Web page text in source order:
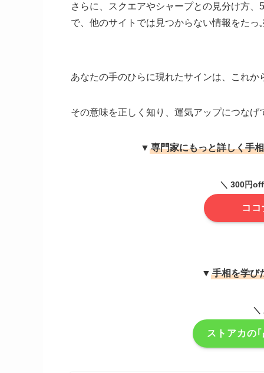
さらに、スクエアやシャープとの見分け方
で、他のサイトでは見つからない情報をたっ
あなたの手のひらに現れたサインは、これか
その意味を正しく知り、運気アップにつなげ
▼ 専門家にもっと詳しく手
＼ 300円
コ
▼ 手相を学び
＼
ストアカの